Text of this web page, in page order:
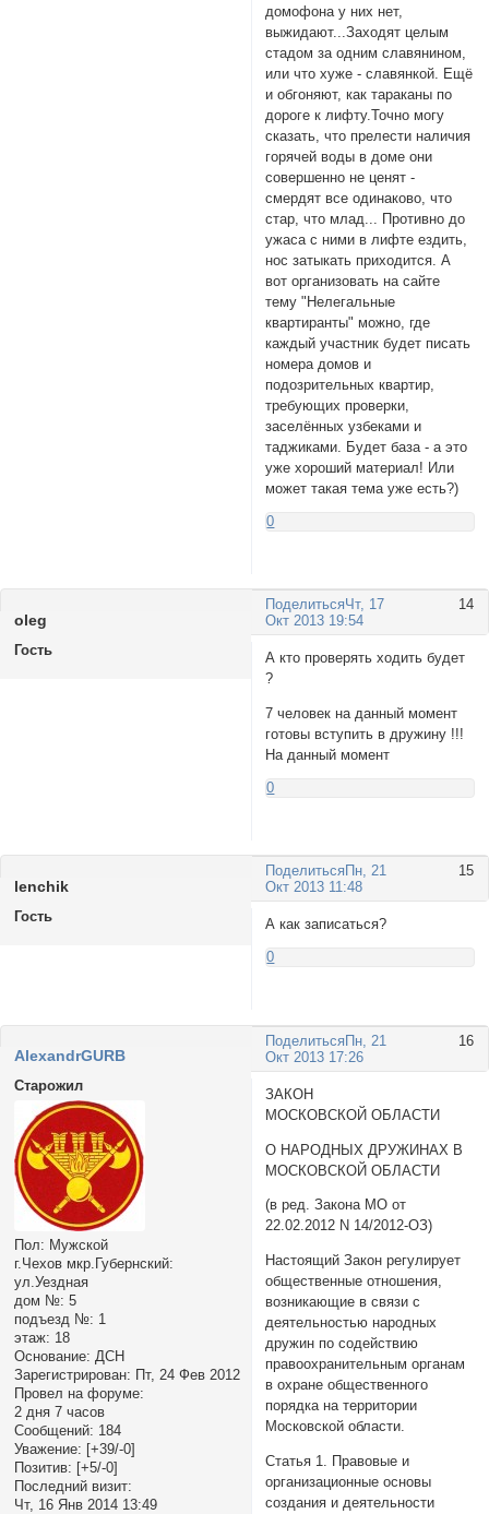
домофона у них нет,
выжидают...Заходят целым
стадом за одним славянином,
или что хуже - славянкой. Ещё
и обгоняют, как тараканы по
дороге к лифту.Точно могу
сказать, что прелести наличия
горячей воды в доме они
совершенно не ценят -
смердят все одинаково, что
стар, что млад... Противно до
ужаса с ними в лифте ездить,
нос затыкать приходится. А
вот организовать на сайте
тему "Нелегальные
квартиранты" можно, где
каждый участник будет писать
номера домов и
подозрительных квартир,
требующих проверки,
заселённых узбеками и
таджиками. Будет база - а это
уже хороший материал! Или
может такая тема уже есть?)
0
Поделиться 14
Чт, 17
Окт 2013 19:54
olеg
Гость
А кто проверять ходить будет
?
7 человек на данный момент
готовы вступить в дружину !!!
На данный момент
0
Поделиться 15
Пн, 21
Окт 2013 11:48
lenchik
Гость
А как записаться?
0
Поделиться 16
Пн, 21
Окт 2013 17:26
AlexandrGURB
Старожил
Пол: Мужской
г.Чехов мкр.Губернский:
ул.Уездная
дом №: 5
подъезд №: 1
этаж: 18
Основание: ДСН
Зарегистрирован: Пт, 24 Фев 2012
Провел на форуме:
2 дня 7 часов
Сообщений: 184
Уважение: [+39/-0]
Позитив: [+5/-0]
Последний визит:
Чт, 16 Янв 2014 13:49
ЗАКОН
МОСКОВСКОЙ ОБЛАСТИ
О НАРОДНЫХ ДРУЖИНАХ В
МОСКОВСКОЙ ОБЛАСТИ
(в ред. Закона МО от
22.02.2012 N 14/2012-ОЗ)
Настоящий Закон регулирует
общественные отношения,
возникающие в связи с
деятельностью народных
дружин по содействию
правоохранительным органам
в охране общественного
порядка на территории
Московской области.
Статья 1. Правовые и
организационные основы
создания и деятельности